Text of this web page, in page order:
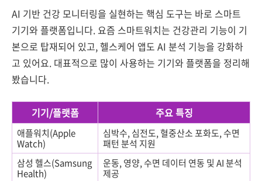
AI 기반 건강 모니터링을 실현하는 핵심 도구는 바로 스마트
기기와 플랫폼입니다. 요즘 스마트워치는 건강관리 기능이 기
본으로 탑재되어 있고, 헬스케어 앱도 AI 분석 기능을 강화하
고 있어요. 대표적으로 많이 사용하는 기기와 플랫폼을 정리해
봤습니다.
기기/플랫폼 주요 특징
애플워치(Apple
Watch)
심박수, 심전도, 혈중산소 포화도, 수면
패턴 분석 지원
삼성 헬스(Samsung
Health)
운동, 영양, 수면 데이터 연동 및 AI 분석
제공